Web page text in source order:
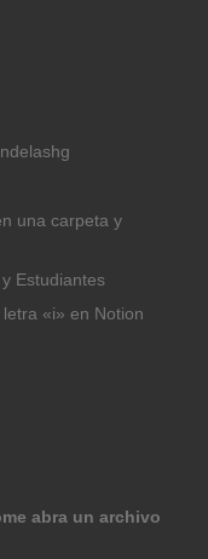
una carpeta y
Estudiantes
«i» en Notion
abra un archivo